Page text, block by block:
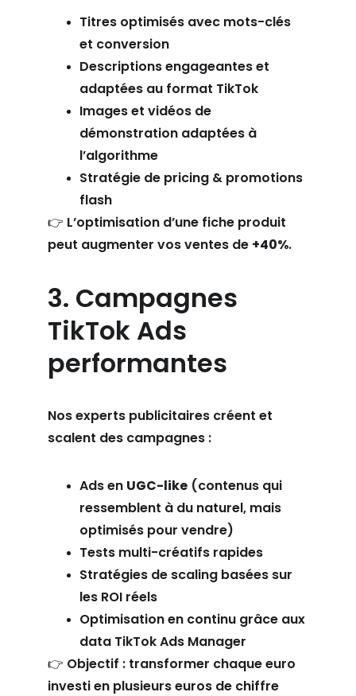
Titres optimisés avec mots-clés
et conversion
Descriptions engageantes et
adaptées au format TikTok
Images et vidéos de
démonstration adaptées à
l’algorithme
Stratégie de pricing & promotions
flash
👉 L’optimisation d’une fiche produit
peut augmenter vos ventes de +40%.
3. Campagnes
TikTok Ads
performantes
Nos experts publicitaires créent et
scalent des campagnes :
Ads en UGC-like (contenus qui
ressemblent à du naturel, mais
optimisés pour vendre)
Tests multi-créatifs rapides
Stratégies de scaling basées sur
les ROI réels
Optimisation en continu grâce aux
data TikTok Ads Manager
👉 Objectif : transformer chaque euro
investi en plusieurs euros de chiffre